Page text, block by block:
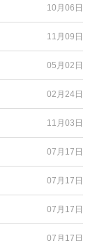
10月06日
11月09日
05月02日
02月24日
11月03日
07月17日
07月17日
07月17日
07月17日